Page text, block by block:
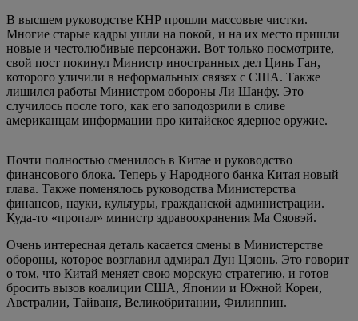
В высшем руководстве КНР прошли массовые чистки.
Многие старые кадры ушли на покой, и на их место пришли
новые и честолюбивые персонажи. Вот только посмотрите,
свой пост покинул Министр иностранных дел Цинь Ган,
которого уличили в неформальных связях с США. Также
лишился работы Министром обороны Ли Шанфу. Это
случилось после того, как его заподозрили в сливе
американцам информации про китайское ядерное оружие.
Почти полностью сменилось в Китае и руководство
финансового блока. Теперь у Народного банка Китая новый
глава. Также поменялось руководства Министерства
финансов, науки, культуры, гражданской администрации.
Куда-то «пропал» министр здравоохранения Ма Сяовэй.
Очень интересная деталь касается смены в Министерстве
обороны, которое возглавил адмирал Дун Цзюнь. Это говорит
о том, что Китай меняет свою морскую стратегию, и готов
бросить вызов коалиции США, Японии и Южной Кореи,
Австралии, Тайваня, Великобритании, Филиппин.